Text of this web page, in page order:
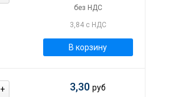
без НДС
3,84 с НДС
В корзину
+ 3,30руб